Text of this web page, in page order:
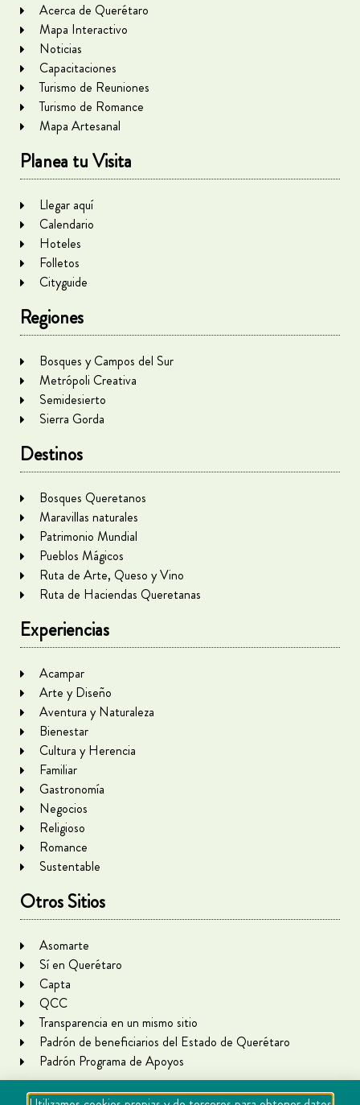
Acerca de Querétaro
Mapa Interactivo
Noticias
Capacitaciones
Turismo de Reuniones
Turismo de Romance
Mapa Artesanal
Planea tu Visita
Llegar aquí
Calendario
Hoteles
Folletos
Cityguide
Regiones
Bosques y Campos del Sur
Metrópoli Creativa
Semidesierto
Sierra Gorda
Destinos
Bosques Queretanos
Maravillas naturales
Patrimonio Mundial
Pueblos Mágicos
Ruta de Arte, Queso y Vino
Ruta de Haciendas Queretanas
Experiencias
Acampar
Arte y Diseño
Aventura y Naturaleza
Bienestar
Cultura y Herencia
Familiar
Gastronomía
Negocios
Religioso
Romance
Sustentable
Otros Sitios
Asomarte
Sí en Querétaro
Capta
QCC
Transparencia en un mismo sitio
Padrón de beneficiarios del Estado de Querétaro
Padrón Programa de Apoyos